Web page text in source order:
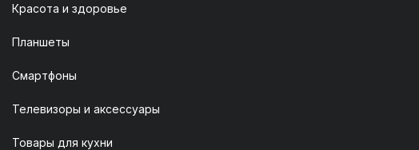
Красота и здоровье
Планшеты
Смартфоны
Телевизоры и аксессуары
Товары для кухни